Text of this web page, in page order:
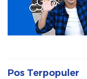
Pos Terpopuler